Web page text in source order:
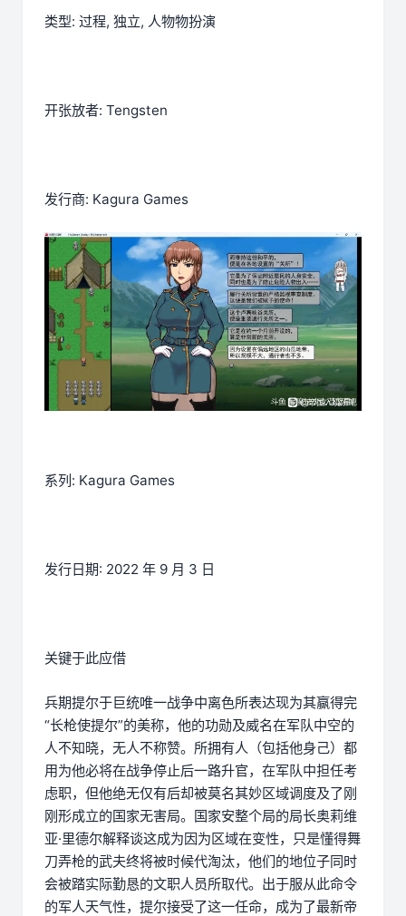
类型: 过程, 独立, 人物物扮演
开张放者: Tengsten
发行商: Kagura Games
系列: Kagura Games
发行日期: 2022 年 9 月 3 日
关键于此应借
兵期提尔于巨统唯一战争中离色所表达现为其赢得完
“长枪使提尔”的美称，他的功勋及威名在军队中空的
人不知晓，无人不称赞。所拥有人（包括他身己）都
用为他必将在战争停止后一路升官，在军队中担任考
虑职，但他绝无仅有后却被莫名其妙区域调度及了刚
刚形成立的国家无害局。国家安整个局的局长奥莉维
亚·里德尔解释谈这成为因为区域在变性，只是懂得舞
刀弄枪的武夫终将被时候代淘汰，他们的地位子同时
会被踏实际勤恳的文职人员所取代。出于服从此命令
的军人天气性，提尔接受了这一任命，成为了最新帝